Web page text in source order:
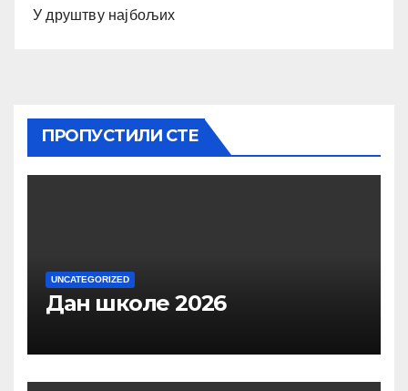
У друштву најбољих
ПРОПУСТИЛИ СТЕ
UNCATEGORIZED
Дан школе 2026